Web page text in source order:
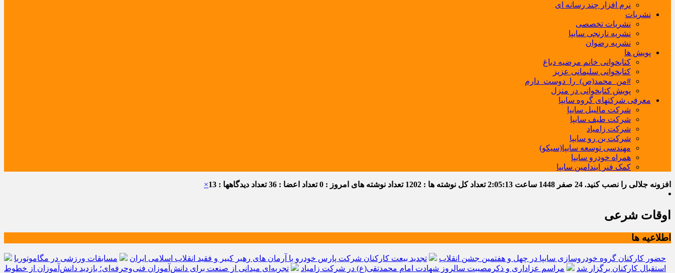
نرم افزار چند رسانه ای
نشریات
نشریات تخصصی
نشریه نارنجی سایپا
نشریه رضوان
پویش ها
کتابخوانی خانم مرضیه دباغ
کتابخوانی سلیمانی عزیز
#من_محمد(ص)_را_دوست_دارم
پویش کتابخوانی در منزل
معرفی شرکتهای گروه سایپا
شرکت مالیبل سایپا
شرکت طیف سایپا
شرکت زامیاد
شرکت بن رو سایپا
مهندسی توسعه سایپا(سیکو)
همراه خودرو سایپا
کمک فنر ایندامین سایپا
افزونه جلالی را نصب کنید. 24 صفر 1448 ساعت 2:05:14تعداد کل نوشته ها : 1202 تعداد نوشته های امروز : 0 تعداد اعضا : 36 تعداد دیدگاهها : 13 ×
اوقات شرعی
اطلاعیه ها
حضور کارکنان گروه خودروسازی سایپا در چهل و هفتمین جشن انقلاب تجدید بیعت کارکنان شرکت پارس خودرو با آرمان های رهبر کبیر و فقید انقلاب اسلامی ایران
مسابقات ورزشی در مگاموتوربا
استقبال کارکنان برگزار شد
مراسم عزاداری و ذکرمصیبت سالروز شهادت امام محمدتقی(ع) در شرکت زامیاد
تجربه‌ای میدانی از صنعت برای دانش‌آموزان فنی‌وحرفه‌ای؛ بازدید دانش‌آموزان از خطوط